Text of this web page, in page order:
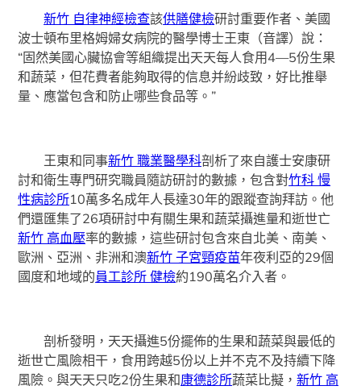
新竹 自律神經檢查該供膳健檢研討重要作者、美國
波士頓布里格姆婦女病院的醫學博士王東（音譯）說：
“固然美國心臟協會等組織提出天天每人食用4—5份生果
和蔬菜，但花費者能夠取得的信息并紛歧致，好比推舉
量、應當包含和防止哪些食品等。”
王東和同事新竹 職業醫學科剖析了來自護士安康研
討和衛生專門研究職員隨訪研討的數據，包含對竹科 慢
性病診所10萬多名成年人長達30年的跟蹤查詢拜訪。他
們還匯集了26項研討中有關生果和蔬菜攝進量和逝世亡
新竹 高血壓率的數據，這些研討包含來自北美、南美、
歐洲、亞洲、非洲和澳新竹 子宮頸疫苗年夜利亞的29個
國度和地域的員工診所 健檢約190萬名介入者。
剖析發明，天天攝進5份擺佈的生果和蔬菜與最低的
逝世亡風險相干，食用跨越5份以上并不克不及持續下降
風險。與天天只吃2份生果和康德診所蔬菜比擬，新竹 高